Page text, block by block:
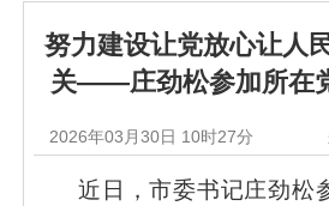
努力建设让党放心让人
关——庄劲松参加所在
2026年03月30日 10时27分
近日，市委书记庄劲松